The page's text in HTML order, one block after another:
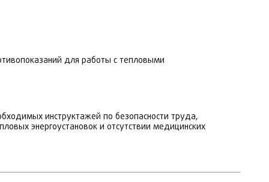
для работы с тепловыми
инструктажей по безопасности труда,
энергоустановок и отсутствии медицинских